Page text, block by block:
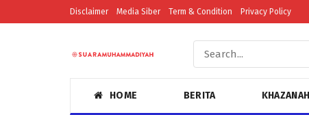
Disclaimer Media Siber Term & Condition Privacy Policy
HOME BERITA KHAZANAH